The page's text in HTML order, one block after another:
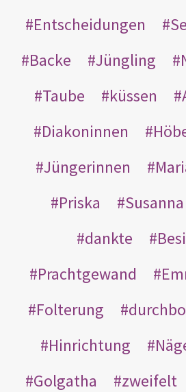
Entscheidungen
Backe
Jüngling
Taube
küssen
Diakoninnen
Jüngerinnen
Priska
Susanna
dankte
Prachtgewand
Folterung
Hinrichtung
Golgatha
zweifelt